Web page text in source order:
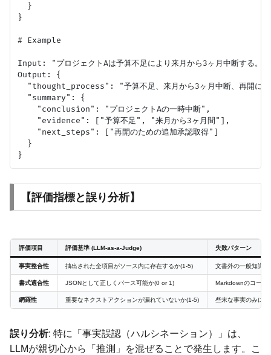
  }
}
# Example
Input: "プロジェクトAは予算不足により来月から3ヶ月中断する。
Output: {
"thought_process": "予算不足、来月から3ヶ月中断、再開には
  "summary": {
    "conclusion": "プロジェクトAの一時中断",
    "evidence": ["予算不足", "来月から3ヶ月間"],
    "next_steps": ["再開のための追加承認取得"]
  }
【評価指標と誤り分析】
評価項目 評価基準 (LLM-as-a-Judge) 失敗パターン
事実整合性 抽出された全項目がソース内に存在するか(1-5) 文書外の一般知識
書式適合性 JSONとして正しくパース可能か(0 or 1) Markdownのコード
網羅性 重要なネクストアクションが漏れていないか(1-5) 些末な事実のみに
誤り分析: 特に「事実誤認（ハルシネーション）」は、
LLMが親切心から「推測」を混ぜることで発生します。こ